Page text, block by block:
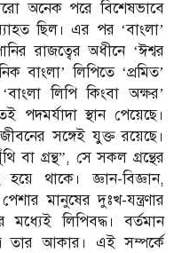
অনেক পরে বিশেষভাবে
ছিল। এর পর ‘বাংলা’
রাজত্বের অধীনে ‘ঈশ্বর
বাংলা’ লিপিতে ‘প্রমিত’
লিপি কিংবা অক্ষর’
পদমর্যাদা স্থান পেয়েছে।
সঙ্গেই যুক্ত রয়েছে।
বা গ্রন্থ”, সে সকল গ্রন্থের
থাকে। জ্ঞান-বিজ্ঞান,
মানুষের দুঃখ-যন্ত্রণার
মধ্যেই লিপিবদ্ধ। বর্তমান
তার আকার। এই সম্পর্কে